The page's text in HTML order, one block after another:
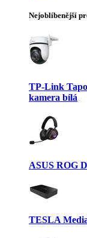
Nejoblíbenější
TP-Link
kamera bílá
ASUS ROG
TESLA